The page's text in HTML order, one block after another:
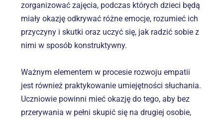
zorganizować zajęcia, podczas których dzieci będą
miały okazję odkrywać różne emocje, rozumieć ich
przyczyny i skutki oraz uczyć się, jak radzić sobie z
nimi w sposób konstruktywny.
Ważnym elementem w procesie rozwoju empatii
jest również praktykowanie umiejętności słuchania.
Uczniowie powinni mieć okazję do tego, aby bez
przerywania w pełni skupić się na drugiej osobie,